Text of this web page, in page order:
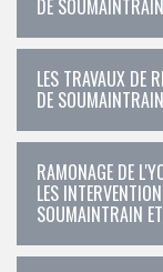
DE
LES TRAVAUX DE
DE
RAMONAGE DE
LES
SOUMAINTRAIN